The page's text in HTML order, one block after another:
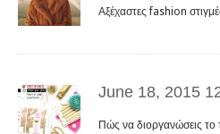
Αξέχαστες fashion
June 18, 2015
Πώς να διοργανώσεις το